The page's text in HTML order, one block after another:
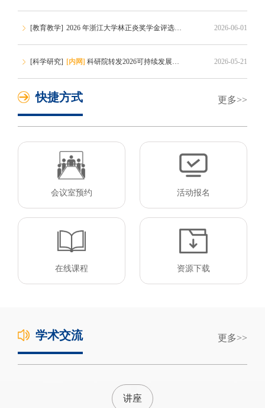
[教育教学] 2026 年浙江大学林正炎奖学金评选通知 2026-06-01
[科学研究] [内网] 科研院转发2026可持续发展青年科学家奖申报通知 2026-05-21
快捷方式 更多
会议室预约 活动报名
在线课程 资源下载
学术交流 更多
讲座